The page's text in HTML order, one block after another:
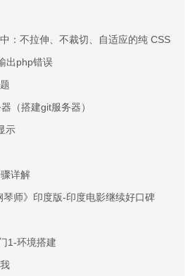
：不拉伸、不裁切、自适应的纯 CSS 方案
出php错误
（搭建git服务器）
示
详解
琴师》印度版-印度电影继续好口碑
1-环境搭建